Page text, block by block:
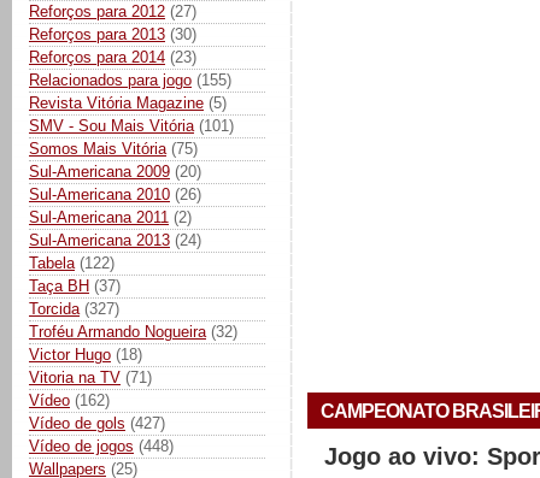
Reforços para 2012 (27)
Reforços para 2013 (30)
Reforços para 2014 (23)
Relacionados para jogo (155)
Revista Vitória Magazine (5)
SMV - Sou Mais Vitória (101)
Somos Mais Vitória (75)
Sul-Americana 2009 (20)
Sul-Americana 2010 (26)
Sul-Americana 2011 (2)
Sul-Americana 2013 (24)
Tabela (122)
Taça BH (37)
Torcida (327)
Troféu Armando Nogueira (32)
Victor Hugo (18)
Vitoria na TV (71)
Vídeo (162)
Vídeo de gols (427)
Vídeo de jogos (448)
Wallpapers (25)
CAMPEONATO
Jogo ao vivo: